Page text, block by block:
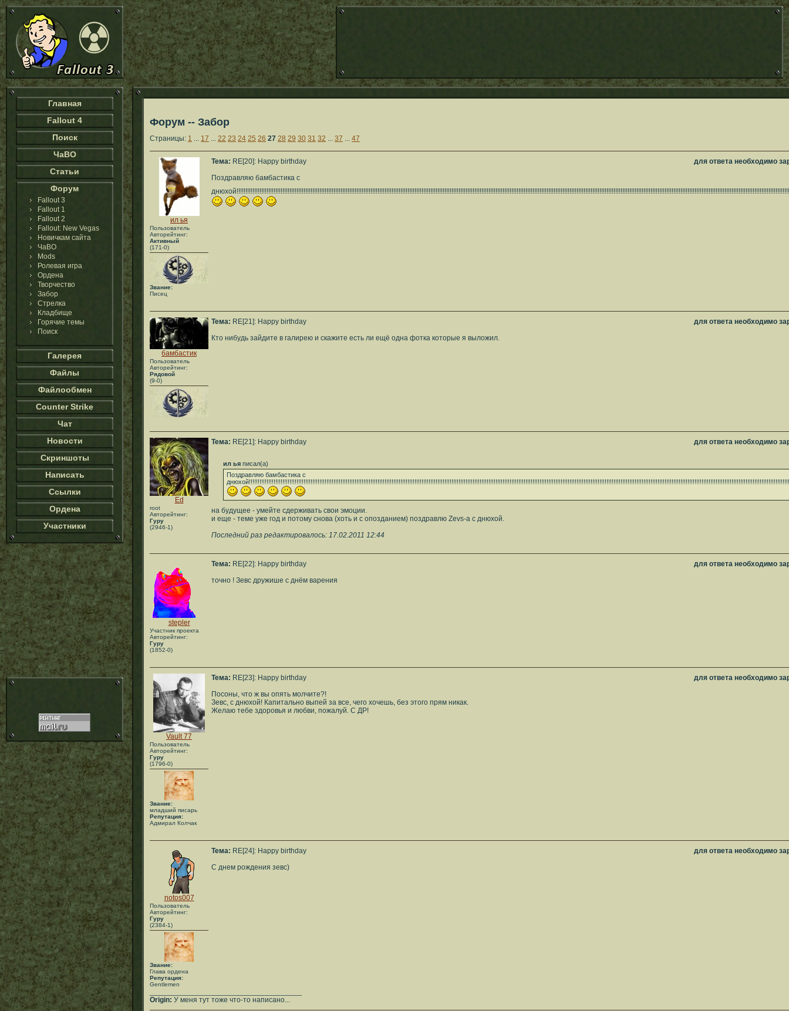
Главная
Fallout 4
Поиск
ЧаВО
Статьи
Форум
Fallout 3
Fallout 1
Fallout 2
Fallout: New Vegas
Новичкам сайта
ЧаВО
Mods
Ролевая игра
Ордена
Творчество
Забор
Стрелка
Кладбище
Горячие темы
Поиск
Галерея
Файлы
Файлообмен
Counter Strike
Чат
Новости
Скриншоты
Написать
Ссылки
Ордена
Участники
Форум -- Забор
Страницы: 1 ... 17 ... 22 23 24 25 26 27 28 29 30 31 32 ... 37 ... 47
ил ья
Пользователь
Авторейтинг:
Активный
(171-0)
Звание:
Писец
Тема: RE[20]: Happy birthday
для ответа необходимо
Поздравляю бамбастика с
бамбастик
Пользователь
Авторейтинг:
Рядовой
(9-0)
Тема: RE[21]: Happy birthday
для ответа необходимо
Кто нибудь зайдите в галирею и скажите есть ли ещё одна фотка которые я выложил.
Ed
root
Авторейтинг:
Гуру
(2946-1)
Тема: RE[21]: Happy birthday для ответа необходимо
ил ья писал(а)
Поздравляю бамбастика с
на будущее - умейте сдерживать свои эмоции.
и еще - теме уже год и потому снова (хоть и с опозданием) поздравлю Zevs-a с днюхой.
Последний раз редактировалось: 17.02.2011 12:44
stepler
Участник проекта
Авторейтинг:
Гуру
(1852-0)
Тема: RE[22]: Happy birthday
для ответа необходимо
точно ! Зевс дружише с днём варения
Vault 77
Пользователь
Авторейтинг:
Гуру
(1796-0)
Звание:
младший писарь
Репутация:
Адмирал Колчак
Тема: RE[23]: Happy birthday
для ответа необходимо
Посоны, что ж вы опять молчите?!
Зевс, с днюхой! Капитально выпей за все, чего хочешь, без этого прям никак.
Желаю тебе здоровья и любви, пожалуй. С ДР!
notos007
Пользователь
Авторейтинг:
Гуру
(2384-1)
Звание:
Глава ордена
Репутация:
Gentlemen
Тема: RE[24]: Happy birthday
для ответа необходимо
С днем рождения зевс)
Origin: У меня тут тоже что-то написано...